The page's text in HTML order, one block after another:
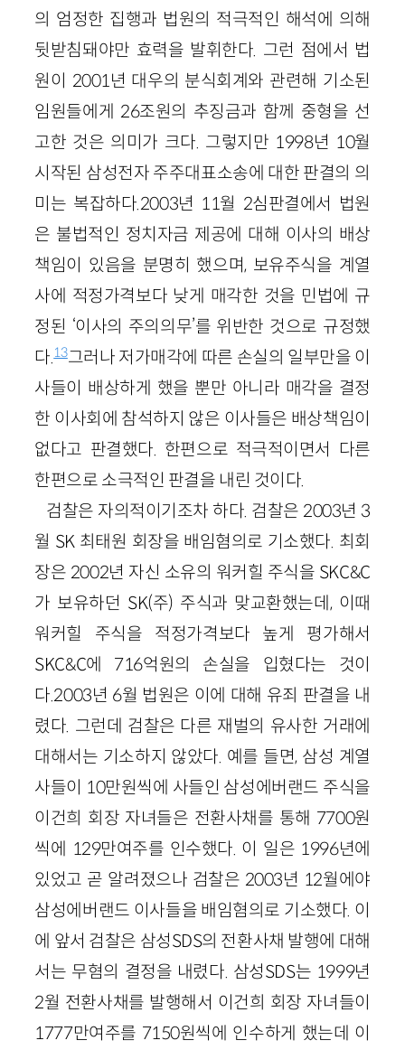
의 엄정한 집행과 법원의 적극적인 해석에 의해
뒷받침돼야만 효력을 발휘한다. 그런 점에서 법
원이 2001년 대우의 분식회계와 관련해 기소된
임원들에게 26조원의 추징금과 함께 중형을 선
고한 것은 의미가 크다. 그렇지만 1998년 10월
시작된 삼성전자 주주대표소송에 대한 판결의 의
미는 복잡하다.2003년 11월 2심판결에서 법원
은 불법적인 정치자금 제공에 대해 이사의 배상
책임이 있음을 분명히 했으며, 보유주식을 계열
사에 적정가격보다 낮게 매각한 것을 민법에 규
정된 ‘이사의 주의의무’를 위반한 것으로 규정했
다.13그러나 저가매각에 따른 손실의 일부만을 이
사들이 배상하게 했을 뿐만 아니라 매각을 결정
한 이사회에 참석하지 않은 이사들은 배상책임이
없다고 판결했다. 한편으로 적극적이면서 다른
한편으로 소극적인 판결을 내린 것이다.
검찰은 자의적이기조차 하다. 검찰은 2003년 3
월 SK 최태원 회장을 배임혐의로 기소했다. 최회
장은 2002년 자신 소유의 워커힐 주식을 SKC&C
가 보유하던 SK(주) 주식과 맞교환했는데, 이때
워커힐 주식을 적정가격보다 높게 평가해서
SKC&C에 716억원의 손실을 입혔다는 것이
다.2003년 6월 법원은 이에 대해 유죄 판결을 내
렸다. 그런데 검찰은 다른 재벌의 유사한 거래에
대해서는 기소하지 않았다. 예를 들면, 삼성 계열
사들이 10만원씩에 사들인 삼성에버랜드 주식을
이건희 회장 자녀들은 전환사채를 통해 7700원
씩에 129만여주를 인수했다. 이 일은 1996년에
있었고 곧 알려졌으나 검찰은 2003년 12월에야
삼성에버랜드 이사들을 배임혐의로 기소했다. 이
에 앞서 검찰은 삼성SDS의 전환사채 발행에 대해
서는 무혐의 결정을 내렸다. 삼성SDS는 1999년
2월 전환사채를 발행해서 이건희 회장 자녀들이
1777만여주를 7150원씩에 인수하게 했는데 이